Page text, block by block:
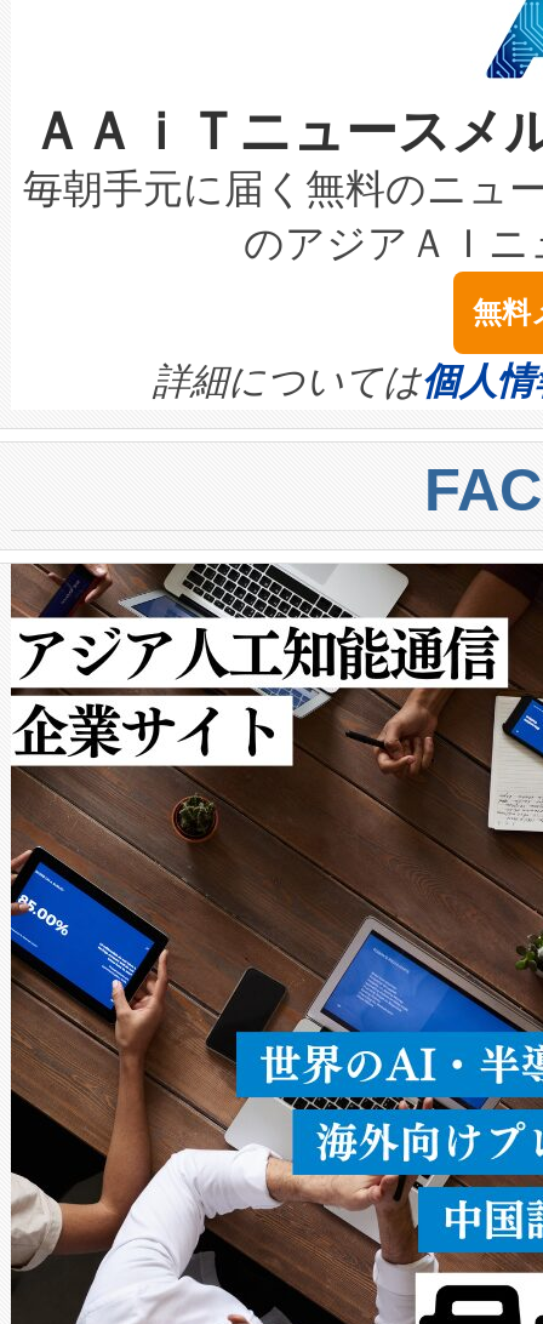
選定された製品について、自
取得できる可能性もあります
設には、3億～4億ドルかか
最高経営責任者（CEO）であ
す。「当社のfully-connected
ームを利用すれば、6,000万
きます。この効率性は、フェ
系統連系を迅速にし、ピーク
限を超えて利用可能な電力容
持できるよう貢献します。こ
ービスレベル契約（SLA）違
テリー性能の劣化によるダウ
念は、現在データセンターが
ます。 Voltaiq provides a
quality and reliability for AI
BESS stack to ensure battery
centers. Voltaiqは、ai&のAI
からシステム統合、試運転、
クルの各段階のデータを監視
[…]
ケーブル、枝などの細かな対
なレーザースポットにより、
な環境下でも豊かなディテー
キロメートル範囲を検出
LiDAR for Inspections,
は1535 nmレーザーを搭載。
イズの小径化を実現すること
す。ノーマルモードでは、
ートル先まで検出でき、これ
トに対して約600メートルに
では、反射率10％のターゲッ
で向上し、最大検知距離は
ットだけで最大1キロメート
ルの変電所周囲を監視でき、
作業と点群処理を簡素化でき
Avia 2は、2種類のFOVオプシ
× 80°のノーマルモード、長
ードを切り替えて使用するこ
ることなく、単一のデバイス
うにします。遠距離まで届く
密度なスキャ […]
ＡＡｉＴニュース
毎朝手元に届く無料のニュ
のアジアＡＩ
無料
詳細については個人